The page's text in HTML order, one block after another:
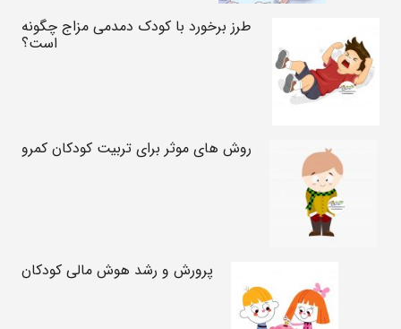
طرز برخورد با کودک دمدمی مزاج چگونه
است؟
روش های موثر برای تربیت کودکان کمرو
پرورش و رشد هوش مالی کودکان